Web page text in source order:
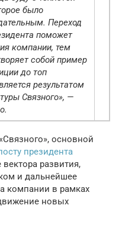
было
Переход
поможет
компании, тем
собой пример
до топ
результатом
Связного», —
основной
президента
развития,
и дальнейшее
компании в рамках
новых